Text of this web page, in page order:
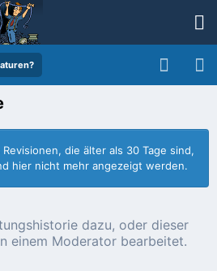
die älter als 30 Tage sind,
hier nicht mehr angezeigt werden.
dazu, oder dieser
einem Moderator bearbeitet.